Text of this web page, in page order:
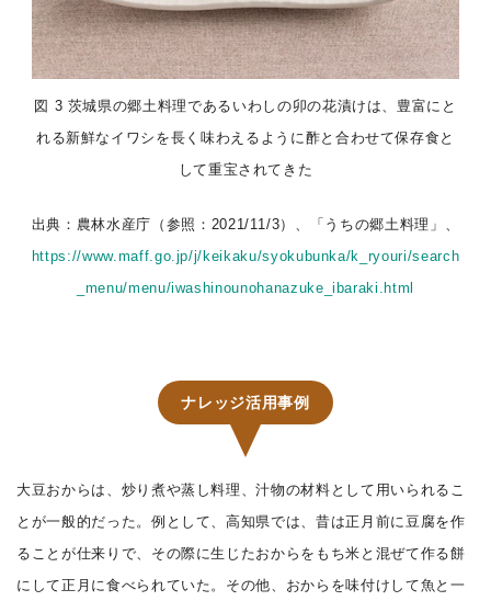
図 3 茨城県の郷土料理であるいわしの卯の花漬けは、豊富にと
れる新鮮なイワシを長く味わえるように酢と合わせて保存食と
して重宝されてきた
出典：農林水産庁（参照：2021/11/3）、「うちの郷土料理」、
https://www.maff.go.jp/j/keikaku/syokubunka/k_ryouri/search
_menu/menu/iwashinounohanazuke_ibaraki.html
ナレッジ活用事例
大豆おからは、炒り煮や蒸し料理、汁物の材料として用いられるこ
とが一般的だった。例として、高知県では、昔は正月前に豆腐を作
ることが仕来りで、その際に生じたおからをもち米と混ぜて作る餅
にして正月に食べられていた。その他、おからを味付けして魚と一